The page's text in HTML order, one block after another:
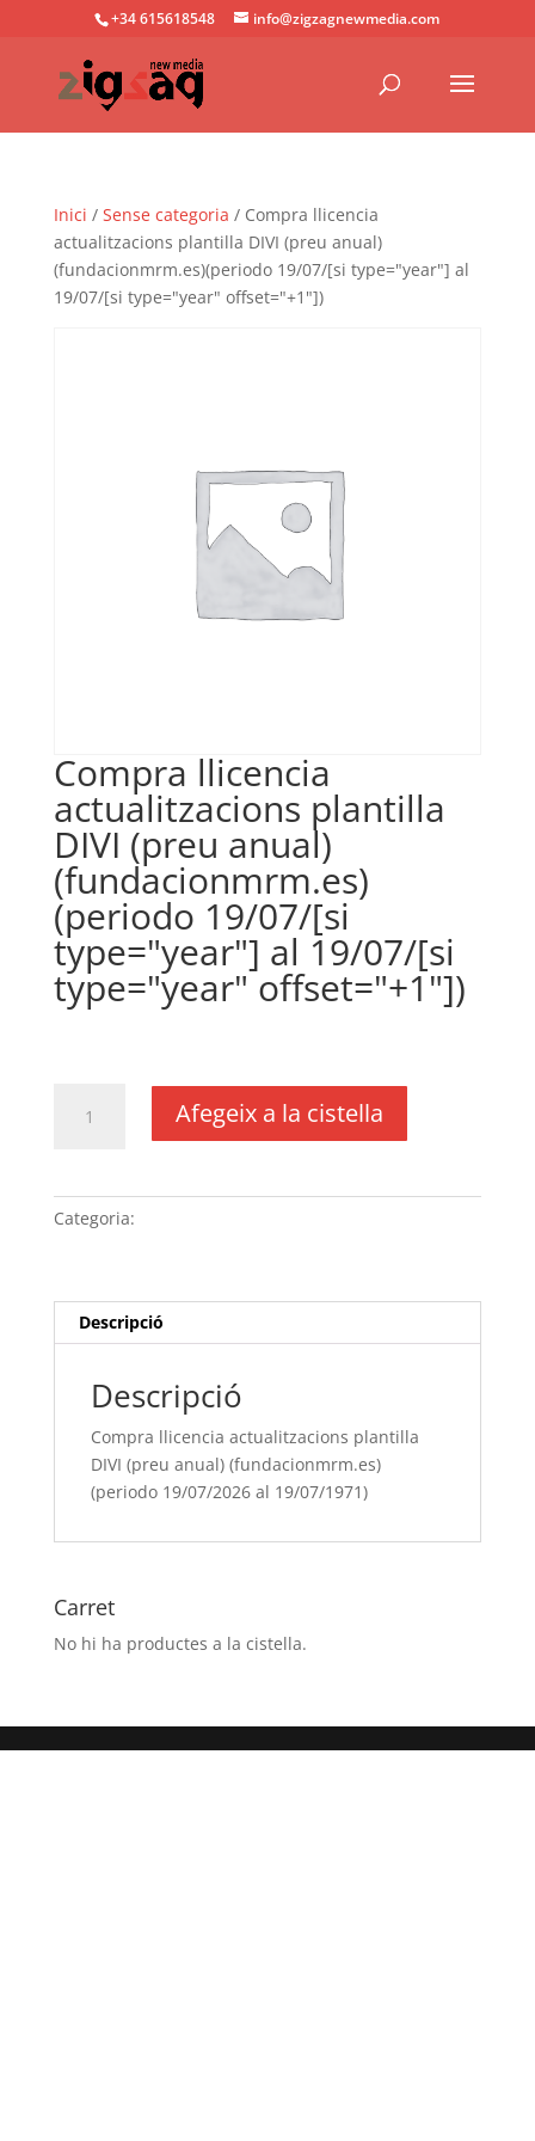
+34 615618548 info@zigzagnewmedia.com
Inici / Sense categoria / Compra llicencia
actualitzacions plantilla DIVI (preu anual)
(fundacionmrm.es)(periodo 19/07/[si type="year"] al
19/07/[si type="year" offset="+1"])
Compra llicencia
actualitzacions plantilla
DIVI (preu anual)
(fundacionmrm.es)
(periodo 19/07/[si
type="year"] al 19/07/[si
type="year" offset="+1"])
actualitzacions
plantilla
anual)
(fundacionmrm.es)
19/07/[si
type="year"]
19/07/[si
type="year"
offset="+1"])
Afegeix a la cistella
Categoria:
Descripció
Descripció
Compra llicencia actualitzacions plantilla
DIVI (preu anual) (fundacionmrm.es)
(periodo 19/07/2026 al 19/07/1971)
Carret
No hi ha productes a la cistella.